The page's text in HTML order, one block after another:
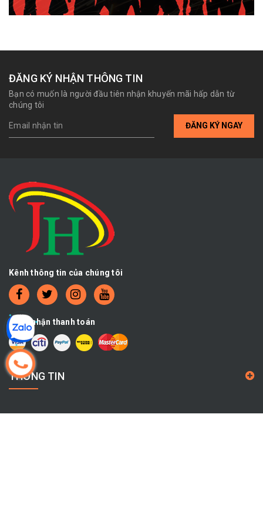
ĐĂNG KÝ NHẬN THÔNG TIN
Bạn có muốn là người đầu tiên nhận khuyến mãi hấp dẫn từ
chúng tôi
ĐĂNG KÝ NGAY
Kênh thông tin của chúng tôi
Chấp nhận thanh toán
THÔNG TIN